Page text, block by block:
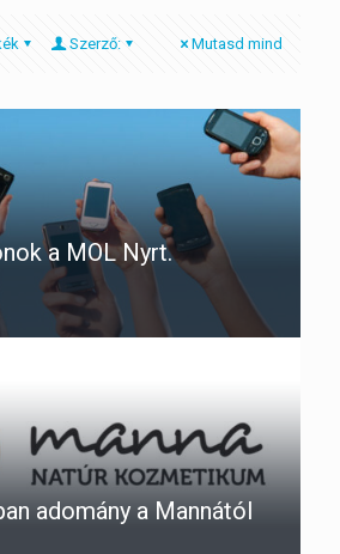
Szerző: Mutasd mind
a MOL Nyrt.
adomány a Mannától